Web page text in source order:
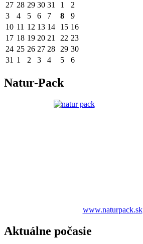
27 28 29 30 31 1
2
3
4 5 6 7 8
9
10 11 12 13 14 15 16
17 18 19 20 21 22 23
24 25 26 27 28 29 30
31 1 2 3 4 5 6
Natur-Pack
www.naturpack.sk
Aktuálne počasie